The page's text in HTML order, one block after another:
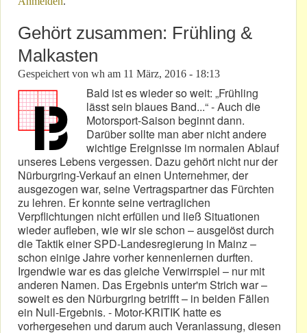
Gehört zusammen: Frühling &
Malkasten
Gespeichert von wh am 11 März, 2016 - 18:13
Bald ist es wieder so weit: „Frühling
lässt sein blaues Band...“ - Auch die
Motorsport-Saison beginnt dann.
Darüber sollte man aber nicht andere
wichtige Ereignisse im normalen Ablauf
unseres Lebens vergessen. Dazu gehört nicht nur der
Nürburgring-Verkauf an einen Unternehmer, der
ausgezogen war, seine Vertragspartner das Fürchten
zu lehren. Er konnte seine vertraglichen
Verpflichtungen nicht erfüllen und ließ Situationen
wieder aufleben, wie wir sie schon – ausgelöst durch
die Taktik einer SPD-Landesregierung in Mainz –
schon einige Jahre vorher kennenlernen durften.
Irgendwie war es das gleiche Verwirrspiel – nur mit
anderen Namen. Das Ergebnis unter'm Strich war –
soweit es den Nürburgring betrifft – in beiden Fällen
ein Null-Ergebnis. - Motor-KRITIK hatte es
vorhergesehen und darum auch Veranlassung, diesen